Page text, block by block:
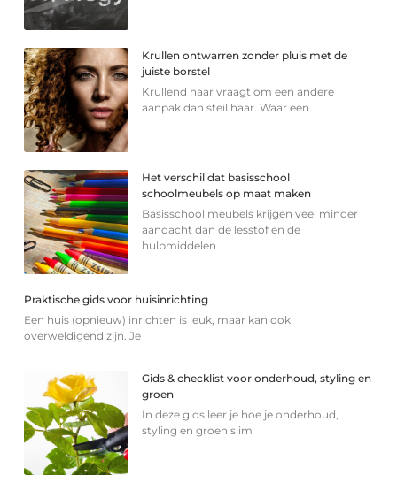
Krullen ontwarren zonder pluis met de
juiste borstel
Krullend haar vraagt om een andere
aanpak dan steil haar. Waar een
Het verschil dat basisschool
schoolmeubels op maat maken
Basisschool meubels krijgen veel minder
aandacht dan de lesstof en de
hulpmiddelen
Praktische gids voor huisinrichting
Een huis (opnieuw) inrichten is leuk, maar kan ook
overweldigend zijn. Je
Gids & checklist voor onderhoud, styling en
groen
In deze gids leer je hoe je onderhoud,
styling en groen slim